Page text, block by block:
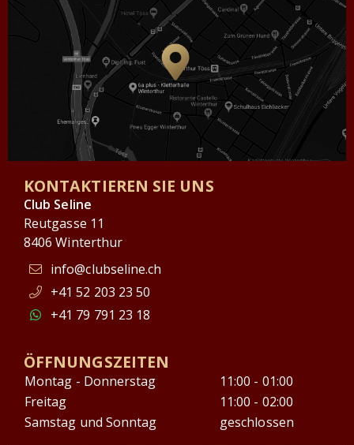
KONTAKTIEREN SIE UNS
Club Seline
Reutgasse 11
8406 Winterthur
info@clubseline.ch
+41 52 203 23 50
+41 79 791 23 18
ÖFFNUNGSZEITEN
Montag - Donnerstag
11:00 - 01:00
Freitag
11:00 - 02:00
Samstag und Sonntag
geschlossen